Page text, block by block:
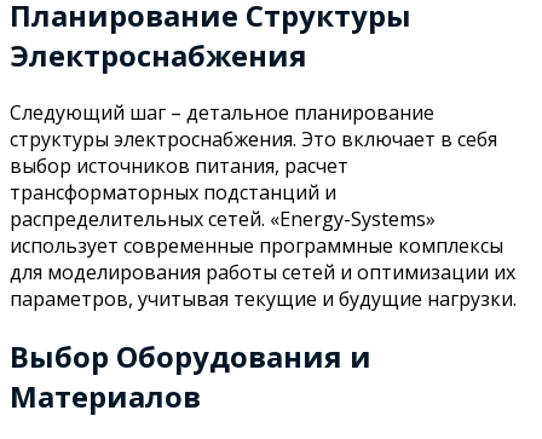
Планирование Структуры
Электроснабжения
Следующий шаг – детальное планирование
структуры электроснабжения. Это включает в себя
выбор источников питания, расчет
трансформаторных подстанций и
распределительных сетей. «Energy-Systems»
использует современные программные комплексы
для моделирования работы сетей и оптимизации их
параметров, учитывая текущие и будущие нагрузки.
Выбор Оборудования и
Материалов